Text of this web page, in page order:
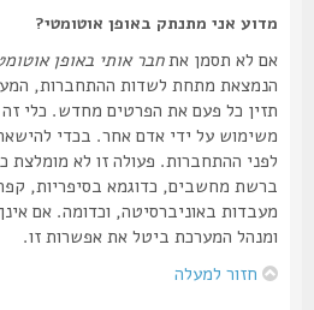
מדוע אני מתנתק באופן אוטומטי?
אם לא תסמן אתחבר אותי באופן אוטומטי
הנמצאת מתחת לשדות ההתחברות,
תזין כל פעם את הפרטים מחדש. כלי זה
משימוש על ידי אדם אחר. בכדי להישאר
לפני ההתחברות. פעולה זו לא מומלצת
ברשת מחשבים, כדוגמא בסיפריות, קפה
מעבדות באוניברסיטה, וכדומה. אם אינך
ומנהל המערכת ביטל את אפשרות זו.
חזור למעלה